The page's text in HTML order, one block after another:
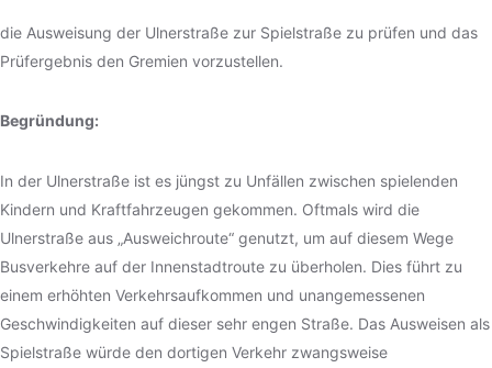
die Ausweisung der Ulnerstraße zur Spielstraße zu prüfen und das
Prüfergebnis den Gremien vorzustellen.
Begründung:
In der Ulnerstraße ist es jüngst zu Unfällen zwischen spielenden
Kindern und Kraftfahrzeugen gekommen. Oftmals wird die
Ulnerstraße aus „Ausweichroute“ genutzt, um auf diesem Wege
Busverkehre auf der Innenstadtroute zu überholen. Dies führt zu
einem erhöhten Verkehrsaufkommen und unangemessenen
Geschwindigkeiten auf dieser sehr engen Straße. Das Ausweisen als
Spielstraße würde den dortigen Verkehr zwangsweise